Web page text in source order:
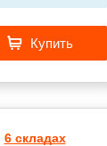
Купить
6 складах